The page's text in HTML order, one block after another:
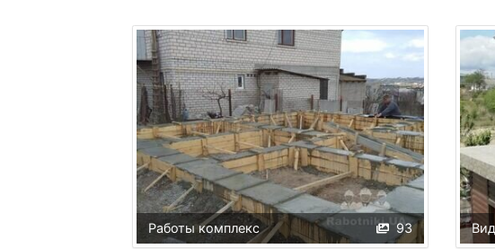
93
Работы комплекс